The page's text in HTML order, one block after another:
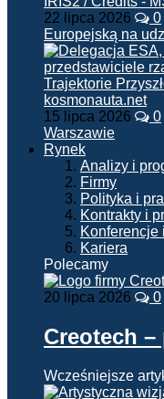
22 lipca 2026 0
Europejską na
15 lipca 2026 0
Warszawie
Rynek
Analizy i
Firmy
Polityka i
Kontrakty i
Konferencje
Kariera
Polecamy
20 lipca 2026 0
Creotech –
Wcześniejsze